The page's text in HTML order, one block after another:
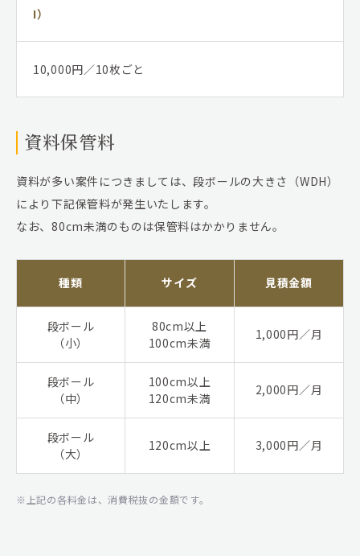
I）
10,000円／10枚ごと
資料保管料
資料が多い案件につきましては、段ボールの大きさ（WDH）
により下記保管料が発生いたします。
なお、80cm未満のものは保管料はかかりません。
種類 サイズ 見積金額
段ボール
（小）
80cm以上
100cm未満
1,000円／月
段ボール
（中）
100cm以上
120cm未満
2,000円／月
段ボール
（大）
120cm以上 3,000円／月
上記の各料金は、消費税抜の金額です。